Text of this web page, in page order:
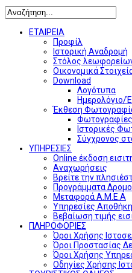
ΕΤΑΙΡΕΙΑ
Προφίλ
Ιστορική Αναδρομή
Στόλος
Οικονομικά
Download
Λογότυπα
Ημερολόγιο/
Έκθεση
Ιστορικές
Σύγχρονος
ΥΠΗΡΕΣΙΕΣ
Online έκδοση
Αναχωρήσεις
Βρείτε την
Προγράμματα
Μεταφορά Α.Μ.Ε.Α
Υπηρεσίες
Βεβαίωση τιμής
ΠΛΗΡΟΦΟΡΙΕΣ
Όροι Χρήσης
Όροι Προστασίας
Όροι Χρήσης
Οδηγίες Χρήσης